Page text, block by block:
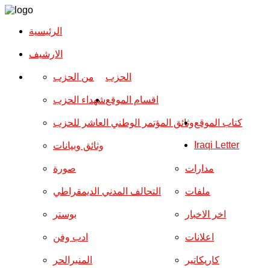
الرئيسية
الارشیف
الحزب من الحزب
شهداء الحزب
وثائق المؤتمر الوطني العاشر للحزب
وثائق وبيانات
اقسام الموقع
صورة
التحالف المدني الديمقراطي
بوستر
ادب وفن
المنبرالحر
مدارات
ملفات
اخر الاخبار
اعلانات
كاريكاتير
كتاب الموقع
Iraqi Letter